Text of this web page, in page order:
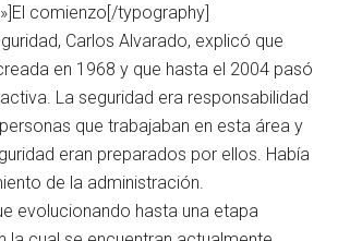
comienzo[/typography]
Carlos Alvarado, explicó que
en 1968 y que hasta el 2004 pasó
La seguridad era responsabilidad
que trabajaban en esta área y
eran preparados por ellos. Había
de la administración.
evolucionando hasta una etapa